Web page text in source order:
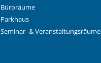
Büroräume
Parkhaus
Seminar- & Veranstaltungsräume